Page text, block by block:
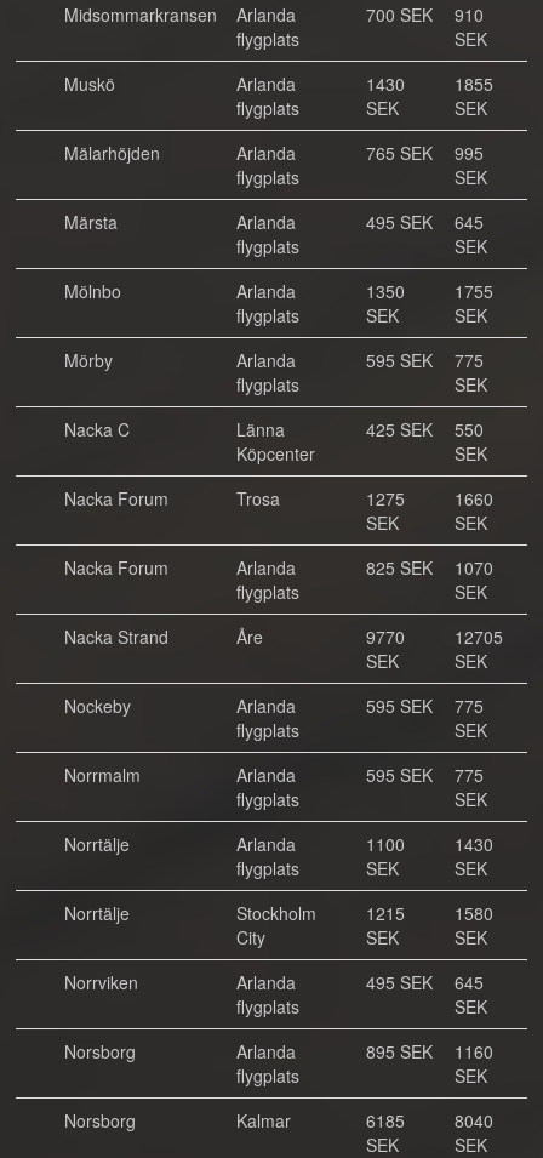
Midsommarkransen
Arlanda
flygplats
700 SEK
910
SEK
Muskö
Arlanda
flygplats
1430
SEK
1855
SEK
Mälarhöjden
Arlanda
flygplats
765 SEK
995
SEK
Märsta
Arlanda
flygplats
495 SEK
645
SEK
Mölnbo
Arlanda
flygplats
1350
SEK
1755
SEK
Mörby
Arlanda
flygplats
595 SEK
775
SEK
Nacka C
Länna
Köpcenter
425 SEK
550
SEK
Nacka Forum
Trosa
1275
SEK
1660
SEK
Nacka Forum
Arlanda
flygplats
825 SEK
1070
SEK
Nacka Strand
Åre
9770
SEK
12705
SEK
Nockeby
Arlanda
flygplats
595 SEK
775
SEK
Norrmalm
Arlanda
flygplats
595 SEK
775
SEK
Norrtälje
Arlanda
flygplats
1100
SEK
1430
SEK
Norrtälje
Stockholm
City
1215
SEK
1580
SEK
Norrviken
Arlanda
flygplats
495 SEK
645
SEK
Norsborg
Arlanda
flygplats
895 SEK
1160
SEK
Norsborg
Kalmar
6185
SEK
8040
SEK